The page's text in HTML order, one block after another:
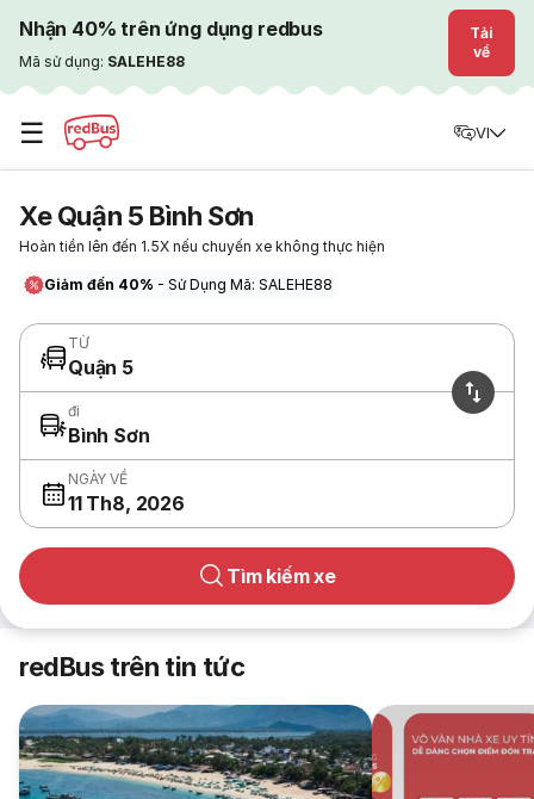
Nhận 40% trên ứng dụng redbus
Mã sử dụng: SALEHE88
Tải
về
☰ VI
Xe Quận 5 Bình Sơn
Hoàn tiền lên đến 1.5X nếu chuyến xe không thực hiện
Giảm đến 40% - Sử Dụng Mã: SALEHE88
TỪ
Quận 5
đi
Bình Sơn
NGÀY VỀ
11 Th8, 2026
Tìm kiếm xe
redBus trên tin tức